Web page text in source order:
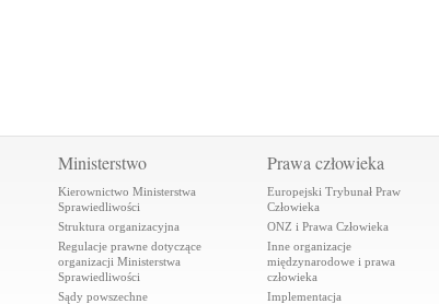
Ministerstwo
Kierownictwo Ministerstwa
Sprawiedliwości
Struktura organizacyjna
Regulacje prawne dotyczące
organizacji Ministerstwa
Sprawiedliwości
Sądy powszechne
Prawa człowieka
Europejski Trybunał Praw
Człowieka
ONZ i Prawa Człowieka
Inne organizacje
międzynarodowe i prawa
człowieka
Implementacja